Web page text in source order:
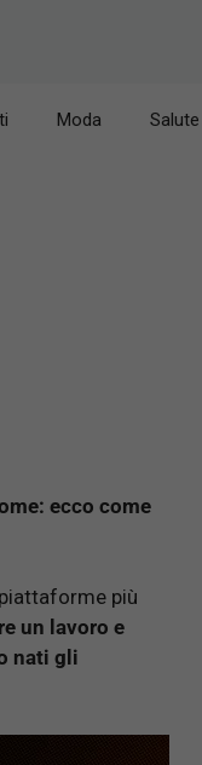
Moda
ecco come
più
un lavoro e
nati gli